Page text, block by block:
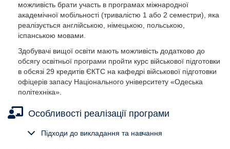
можливість брати участь в програмах міжнародної
академічної мобільності (тривалістю 1 або 2 семестри), яка
реалізується англійською, німецькою, польською,
іспанською мовами.
Здобувачі вищої освіти мають можливість додатково до
обсягу освітньої програми пройти курс військової підготовки
в обсязі 29 кредитів ЄКТС на кафедрі військової підготовки
офіцерів запасу Національного університету «Одеська
політехніка».
Об’єкт вивчення:
Об’єкт вивчення:
Об’єкт вивчення:
Об’єкт вивчення:
Об’єкт вивчення:
Особливості реалізації програми
Підходи до викладання та навчання